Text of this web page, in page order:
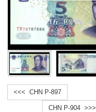
<<< CHN P-897
CHN P-904 >>>